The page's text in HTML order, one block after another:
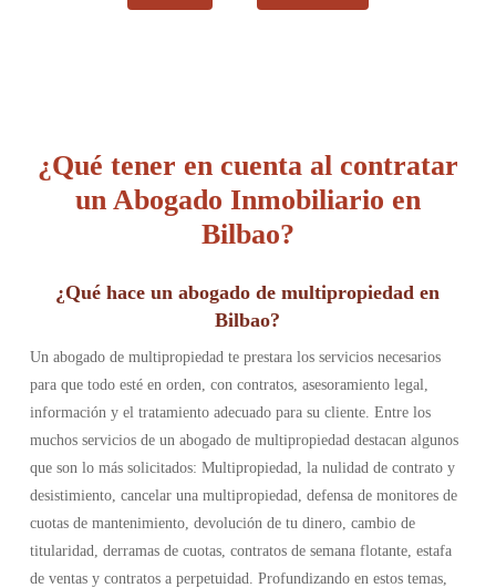
¿Qué tener en cuenta al contratar
un Abogado Inmobiliario en
Bilbao?
¿Qué hace un abogado de multipropiedad en
Bilbao?
Un abogado de multipropiedad te prestara los servicios necesarios
para que todo esté en orden, con contratos, asesoramiento legal,
información y el tratamiento adecuado para su cliente. Entre los
muchos servicios de un abogado de multipropiedad destacan algunos
que son lo más solicitados: Multipropiedad, la nulidad de contrato y
desistimiento, cancelar una multipropiedad, defensa de monitores de
cuotas de mantenimiento, devolución de tu dinero, cambio de
titularidad, derramas de cuotas, contratos de semana flotante, estafa
de ventas y contratos a perpetuidad. Profundizando en estos temas,